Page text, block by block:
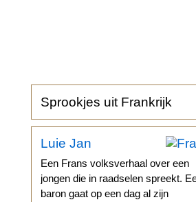
Sprookjes uit Frankrijk
Luie Jan
Een Frans volksverhaal over een
jongen die in raadselen spreekt.
baron gaat op een dag al zijn